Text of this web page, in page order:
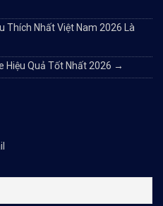
Thích Nhất Việt Nam 2026 Là
Hiệu Quả Tốt Nhất 2026 →